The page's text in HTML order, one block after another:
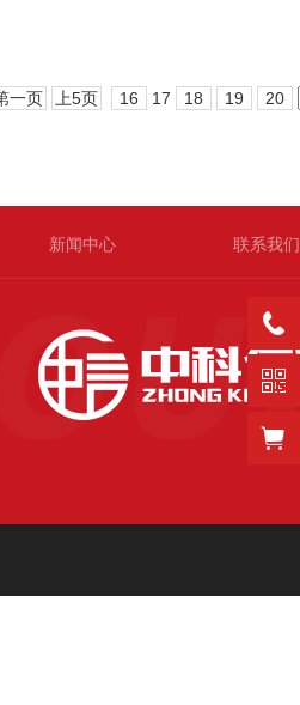
一页 上5页 16 17 18 19 20
新闻中心 联系我们